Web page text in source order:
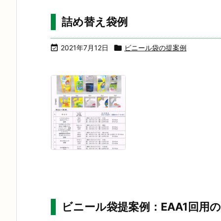
詰め替え袋例
 2021年7月12日  ビニール袋の提案例
ビニール袋提案例：EAA1回用